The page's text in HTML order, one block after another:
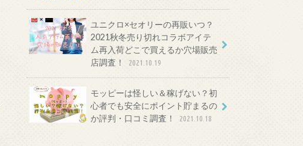
ユニクロ×セオリーの再販いつ？
2021秋冬売り切れコラボアイテ
ム再入荷どこで買えるか穴場販売
店調査！
2021.10.19
モッピーは怪しい＆稼げない？初
心者でも安全にポイント貯まるの
か評判・口コミ調査！
2021.10.18